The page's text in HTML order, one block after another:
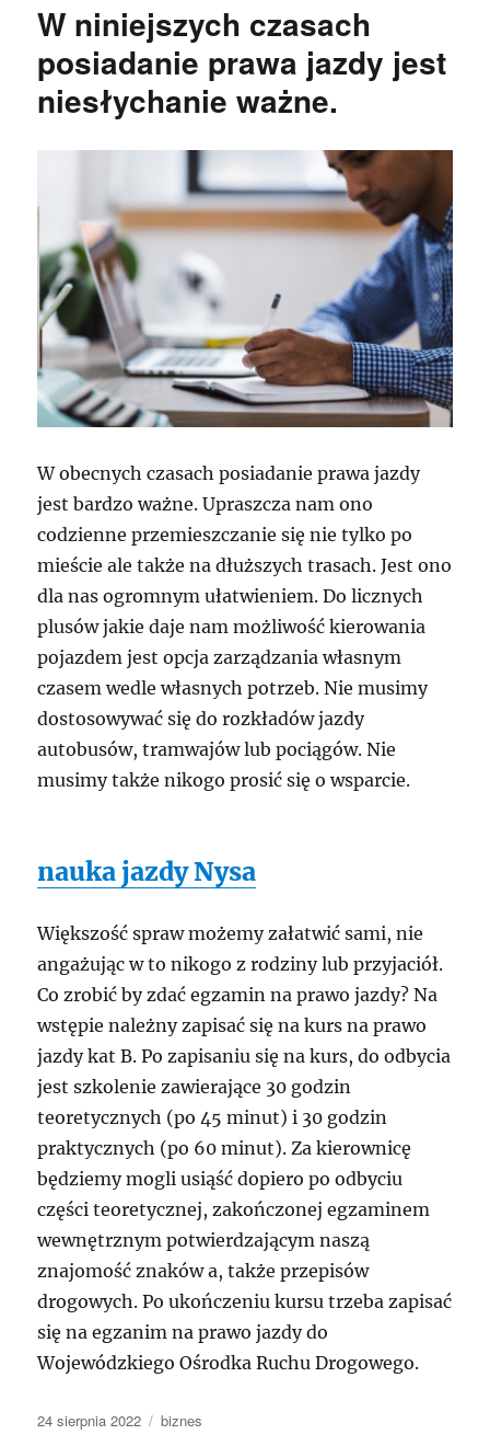
W niniejszych czasach
posiadanie prawa jazdy jest
niesłychanie ważne.
W obecnych czasach posiadanie prawa jazdy
jest bardzo ważne. Upraszcza nam ono
codzienne przemieszczanie się nie tylko po
mieście ale także na dłuższych trasach. Jest ono
dla nas ogromnym ułatwieniem. Do licznych
plusów jakie daje nam możliwość kierowania
pojazdem jest opcja zarządzania własnym
czasem wedle własnych potrzeb. Nie musimy
dostosowywać się do rozkładów jazdy
autobusów, tramwajów lub pociągów. Nie
musimy także nikogo prosić się o wsparcie.
nauka jazdy Nysa
Większość spraw możemy załatwić sami, nie
angażując w to nikogo z rodziny lub przyjaciół.
Co zrobić by zdać egzamin na prawo jazdy? Na
wstępie należny zapisać się na kurs na prawo
jazdy kat B. Po zapisaniu się na kurs, do odbycia
jest szkolenie zawierające 30 godzin
teoretycznych (po 45 minut) i 30 godzin
praktycznych (po 60 minut). Za kierownicę
będziemy mogli usiąść dopiero po odbyciu
części teoretycznej, zakończonej egzaminem
wewnętrznym potwierdzającym naszą
znajomość znaków a, także przepisów
drogowych. Po ukończeniu kursu trzeba zapisać
się na egzanim na prawo jazdy do
Wojewódzkiego Ośrodka Ruchu Drogowego.
Data
24 sierpnia 2022 Kategorie
biznes